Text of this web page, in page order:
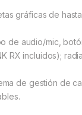
gráficas de
de audio/mic,
RX incluidos);
de gestión de